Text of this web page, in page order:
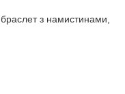
з намистинами,